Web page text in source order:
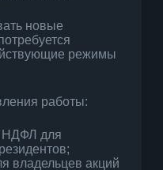
новые
режимы
работы:
НДФЛ для
владельцев акций